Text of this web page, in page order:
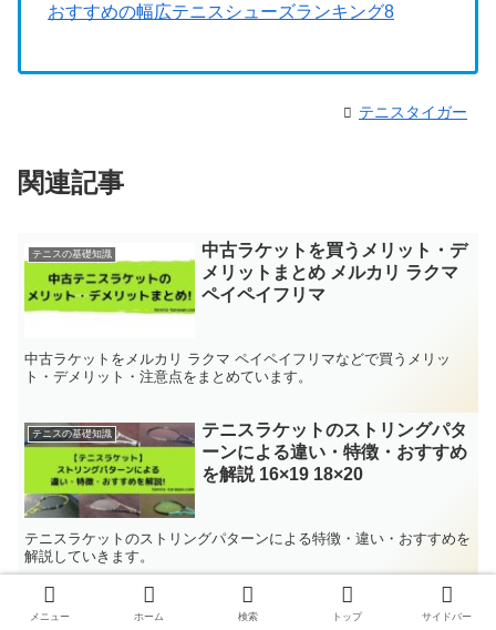
おすすめの幅広テニスシューズランキング8
テニスタイガー
関連記事
テニスの基礎知識
中古ラケットを買うメリット・デ
メリットまとめ メルカリ ラクマ
ペイペイフリマ
中古ラケットをメルカリ ラクマ ペイペイフリマなどで買うメリッ
ト・デメリット・注意点をまとめています。
テニスの基礎知識
テニスラケットのストリングパタ
ーンによる違い・特徴・おすすめ
を解説 16×19 18×20
テニスラケットのストリングパターンによる特徴・違い・おすすめを
解説していきます。
テニスの基礎知識
テニスラケットのフレーム厚、グ
メニュー ホーム 検索 トップ サイドバー